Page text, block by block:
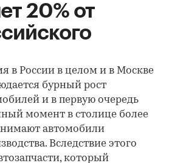
20% от
в России в целом и в Москве
бурный рост
и в первую очередь
момент в столице более
автомобили
Вследствие этого
который